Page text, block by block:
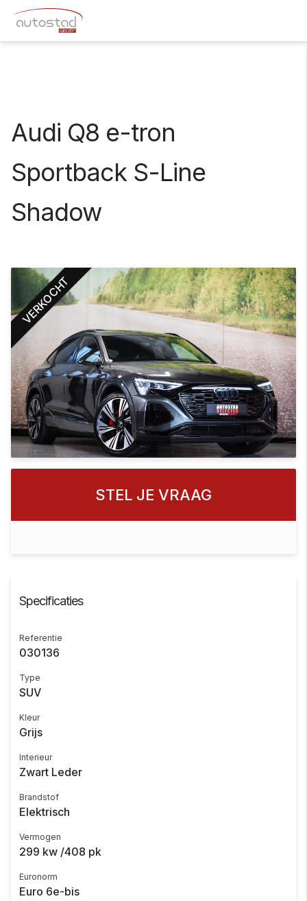
Audi Q8 e-tron
Sportback S-Line
Shadow
VERKOCHT
STEL JE VRAAG
Specificaties
Referentie
030136
Type
SUV
Kleur
Grijs
Interieur
Zwart Leder
Brandstof
Elektrisch
Vermogen
299 kw /408 pk
Euronorm
Euro 6e-bis